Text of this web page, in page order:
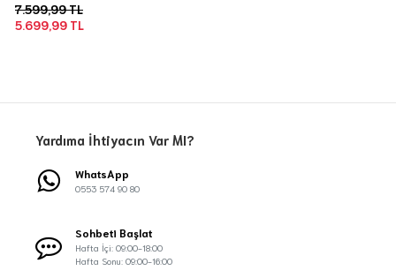
5.699,99 TL
7.599,99 TL
Yardıma İhtiyacın Var MI?
WhatsApp
0553 574 90 80
Sohbeti Başlat
Hafta İçi: 09:00-18:00
Hafta Sonu: 09:00-16:00